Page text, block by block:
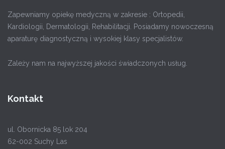
Zapewniamy opiekę medyczną w zakresie : Ortopedii,
Kardiologii, Dermatologii, Rehabilitacji. Posiadamy nowoczesną
aparaturę diagnostyczną i wysokiej klasy specjalistów.
Zależy nam na najwyższej jakości świadczonych usług.
Kontakt
ul. Obornicka 85 lok 204
62-002 Suchy Las